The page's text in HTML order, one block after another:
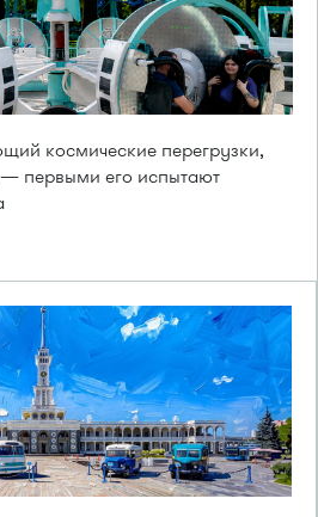
космические перегрузки,
первыми его испытают